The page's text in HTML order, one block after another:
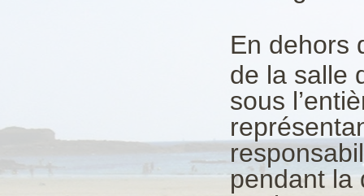
En dehors
de la salle
sous
pendant la